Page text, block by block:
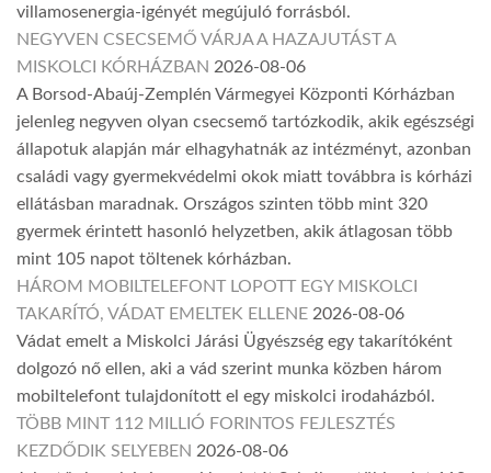
villamosenergia-igényét megújuló forrásból.
NEGYVEN CSECSEMŐ VÁRJA A HAZAJUTÁST A
MISKOLCI KÓRHÁZBAN 2026-08-06
A Borsod-Abaúj-Zemplén Vármegyei Központi Kórházban
jelenleg negyven olyan csecsemő tartózkodik, akik egészségi
állapotuk alapján már elhagyhatnák az intézményt, azonban
családi vagy gyermekvédelmi okok miatt továbbra is kórházi
ellátásban maradnak. Országos szinten több mint 320
gyermek érintett hasonló helyzetben, akik átlagosan több
mint 105 napot töltenek kórházban.
HÁROM MOBILTELEFONT LOPOTT EGY MISKOLCI
TAKARÍTÓ, VÁDAT EMELTEK ELLENE 2026-08-06
Vádat emelt a Miskolci Járási Ügyészség egy takarítóként
dolgozó nő ellen, aki a vád szerint munka közben három
mobiltelefont tulajdonított el egy miskolci irodaházból.
TÖBB MINT 112 MILLIÓ FORINTOS FEJLESZTÉS
KEZDŐDIK SELYEBEN 2026-08-06